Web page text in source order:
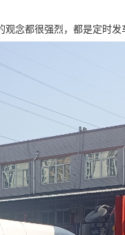
念都很强烈，都是定时发